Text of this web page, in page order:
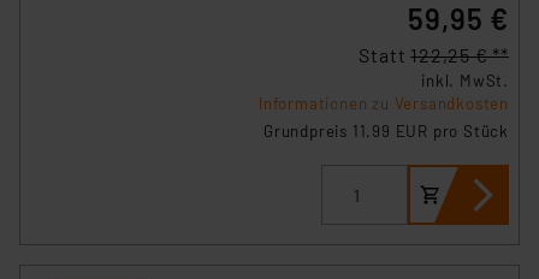
59,95 €
Statt122,25 € **
inkl. MwSt.
Informationen zu Versandkosten
Grundpreis 11.99 EUR pro Stück